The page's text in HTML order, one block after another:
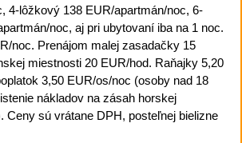
4-lôžkový 138 EUR/apartmán/noc, 6-
noc, aj pri ubytovaní iba na 1 noc.
noc. Prenájom malej zasadačky 15
miestnosti 20 EUR/hod. Raňajky 5,20
3,50 EUR/os/noc (osoby nad 18
nákladov na zásah horskej
Ceny sú vrátane DPH, posteľnej bielizne